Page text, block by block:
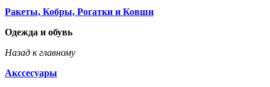
Ракеты, Кобры, Рогатки и Ковши
Одежда и обувь
Назад к главному
Акссесуары